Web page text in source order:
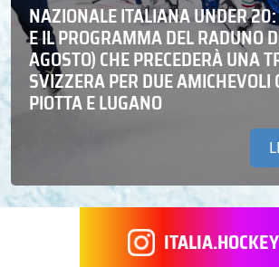
NAZIONALE ITALIANA UNDER 20:
E IL PROGRAMMA DEL RADUNO
AGOSTO) CHE PRECEDERÀ UNA
SVIZZERA PER DUE AMICHEVOLI
PIOTTA E LUGANO
ITALIA.HOCKEY